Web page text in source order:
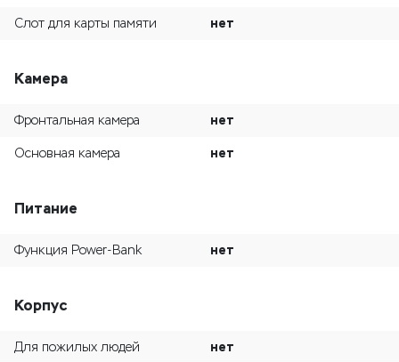
Слот для карты памяти нет
Камера
Фронтальная камера нет
Основная камера нет
Питание
Функция Power-Bank нет
Корпус
Для пожилых людей нет